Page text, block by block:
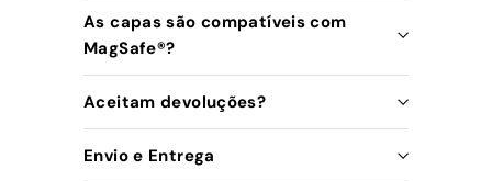
As capas são compatíveis com
MagSafe®️?
Aceitam devoluções?
Envio e Entrega